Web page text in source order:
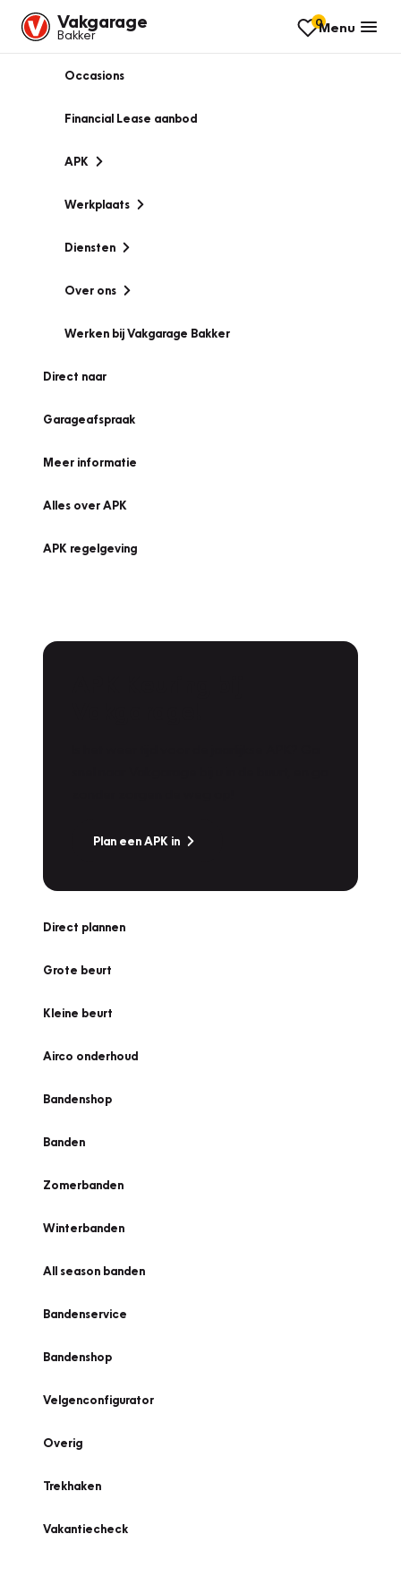
Vakgarage
Bakker
0Menu
Occasions
Financial Lease aanbod
APK
Werkplaats
Diensten
Over ons
Werken bij Vakgarage Bakker
Direct naar
Garageafspraak
Meer informatie
Alles over APK
APK regelgeving
Plan een APK in
Direct plannen
Grote beurt
Kleine beurt
Airco onderhoud
Bandenshop
Banden
Zomerbanden
Winterbanden
All season banden
Bandenservice
Bandenshop
Velgenconfigurator
Overig
Trekhaken
Vakantiecheck